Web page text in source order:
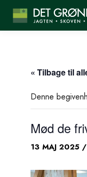
« Tilbage til
Denne
Mød de
13 MAJ 2025